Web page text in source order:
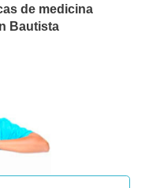
de medicina
Bautista